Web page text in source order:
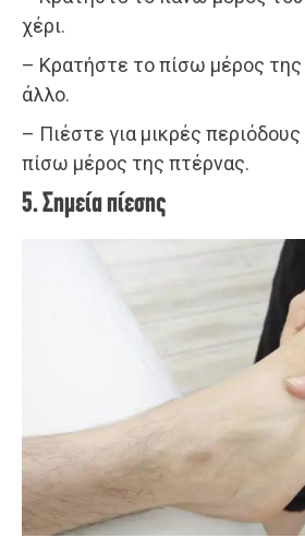
χέρι.
– Κρατήστε το πίσω μέρος
άλλο.
– Πιέστε για μικρές
πίσω μέρος της πτέρνας.
5. Σημεία πίεσης